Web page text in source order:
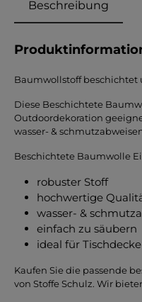
Beschreibung
Baumwollstoff beschichtet
Diese Beschichtete
Outdoordekoration
wasser- &
Beschichtete Baumwolle
robuster Stoff
hochwertige
wasser- &
einfach zu säubern
ideal für
Kaufen Sie die passende
von Stoffe Schulz. Wir